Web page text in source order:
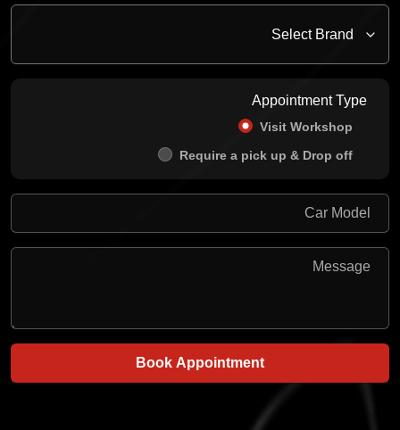
Appointment Type
Visit Workshop
Require a pick up & Drop off
Book Appointment